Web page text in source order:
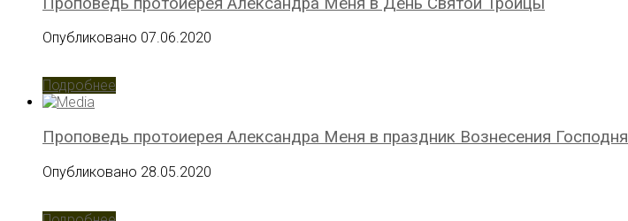
Опубликовано 07.06.2020
Подробнее
Проповедь протоиерея Александра Меня в праздник Вознесения Господня
Опубликовано 28.05.2020